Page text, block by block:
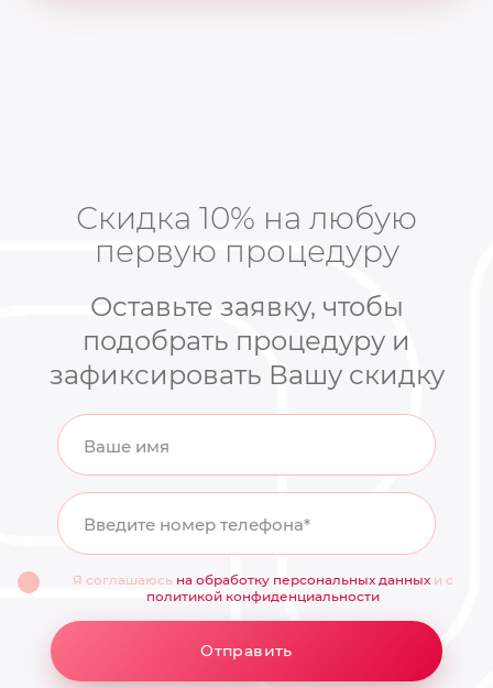
Скидка 10% на любую
первую процедуру
Оставьте заявку, чтобы
подобрать процедуру и
зафиксировать Вашу скидку
Ваше имя
Введите номер телефона*
Я соглашаюсь на обработку персональных данных и с
политикой конфиденциальности
Отправить